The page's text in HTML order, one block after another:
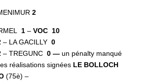
2
1–VOC 10
– LA GACILLY 0
– TREGUNC 0 —un pénalty manqué
réalisations signées LE BOLLOCH
(75è) –